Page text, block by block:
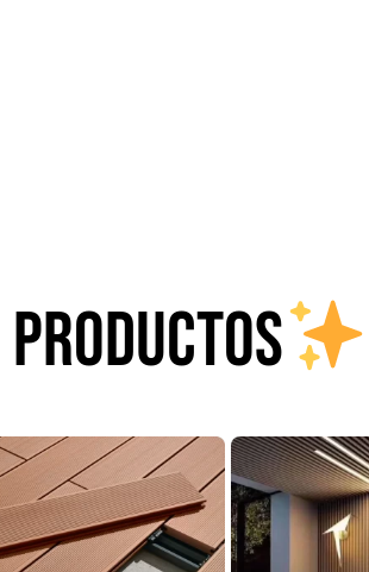
PRODUCTOS
Pasto sintético
ornamental Importado
Transpaleta eléctrica
carga de 2tn